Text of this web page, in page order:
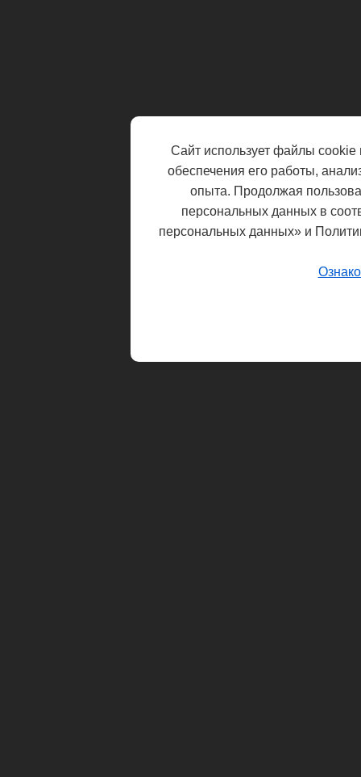
Сайт использует файлы cookie
обеспечения его работы,
опыта. Продолжая
персональных данных в
персональных данных» и